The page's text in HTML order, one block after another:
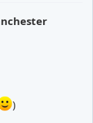
)